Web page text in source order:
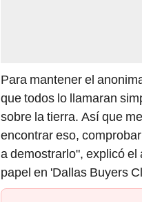
Para mantener el
que todos lo llamaran
sobre la tierra. Así que
encontrar eso,
a demostrarlo", explicó el
papel en 'Dallas Buyers